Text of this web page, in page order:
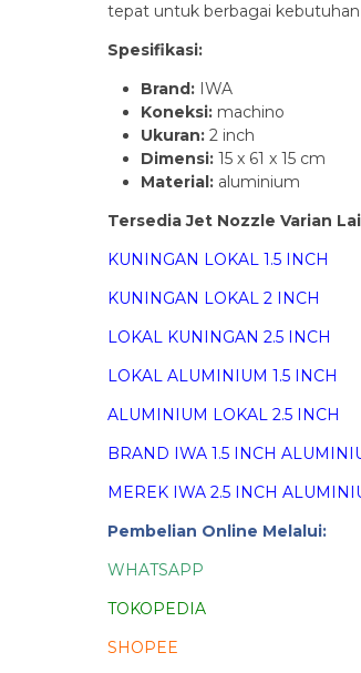
tepat untuk berbagai kebutuhan
Spesifikasi:
Brand: IWA
Koneksi: machino
Ukuran: 2 inch
Dimensi: 15 x 61 x 15 cm
Material: aluminium
Tersedia Jet Nozzle Varian
KUNINGAN LOKAL 1.5 INCH
KUNINGAN LOKAL 2 INCH
LOKAL KUNINGAN 2.5 INCH
LOKAL ALUMINIUM 1.5 INCH
ALUMINIUM LOKAL 2.5 INCH
BRAND IWA 1.5 INCH
MEREK IWA 2.5 INCH
Pembelian Online Melalui:
WHATSAPP
TOKOPEDIA
SHOPEE